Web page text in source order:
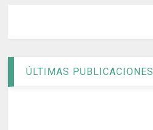
ÚLTIMAS PUBLICACIONES